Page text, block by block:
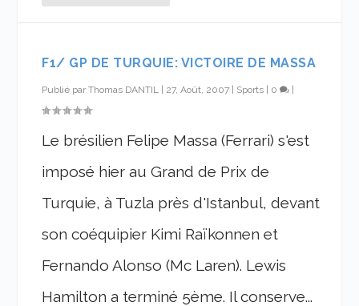
F1/ GP DE TURQUIE: VICTOIRE DE MASSA
Publié parThomas DANTIL 27, Août, 2007 Sports 0
Le brésilien Felipe Massa (Ferrari) s'est
imposé hier au Grand de Prix de
Turquie, à Tuzla près d'Istanbul, devant
son coéquipier Kimi Raïkonnen et
Fernando Alonso (Mc Laren). Lewis
Hamilton a terminé 5ème. Il conserve...